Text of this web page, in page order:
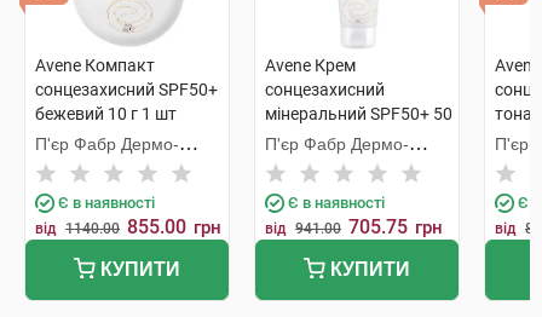
Avene Компакт
сонцезахисний SPF50+
бежевий 10 г 1 шт
П'єр Фабр Дермо-
Косметик
Є в наявності
від 1140.00 855.00 грн
КУПИТИ
Avene Крем
сонцезахисний
мінеральний SPF50+ 50
мл 1 туба
П'єр Фабр Дермо-
Косметик
Є в наявності
від 941.00 705.75 грн
КУПИТИ
50
П'єр
Є в
від